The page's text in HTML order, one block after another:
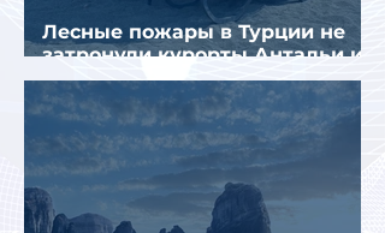
Лесные пожары в Турции не
затронули курорты Антальи и
Муглы